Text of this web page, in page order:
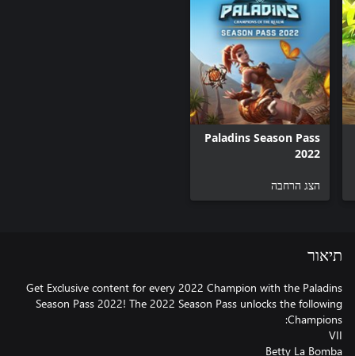
Paladins Season Pass
2022
הצג הרחבה
תיאור
Get Exclusive content for every 2022 Champion with the Paladins
Season Pass 2022! The 2022 Season Pass unlocks the following